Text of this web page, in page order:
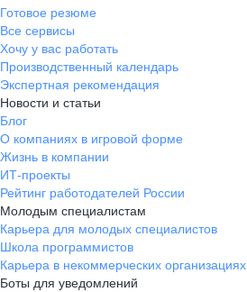
Готовое резюме
Все сервисы
Хочу у вас работать
Производственный календарь
Экспертная рекомендация
Новости и статьи
Блог
О компаниях в игровой форме
Жизнь в компании
ИТ-проекты
Рейтинг работодателей России
Молодым специалистам
Карьера для молодых специалистов
Школа программистов
Карьера в некоммерческих организациях
Боты для уведомлений